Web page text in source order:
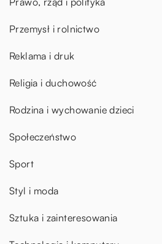
Przemysł i rolnictwo
Reklama i druk
Religia i duchowość
Rodzina i wychowanie dzieci
Społeczeństwo
Sport
Styl i moda
Sztuka i zainteresowania